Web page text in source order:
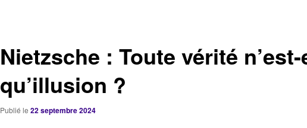
Nietzsche : Toute vérité
qu’illusion ?
Publié le 22 septembre 2024